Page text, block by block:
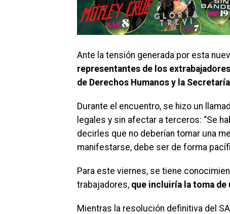
Ante la tensión generada por esta
representantes de los
de Derechos Humanos y la
Durante el encuentro, se hizo un
legales y sin afectar a terceros: “Se
decirles que no deberían tomar una
manifestarse, debe ser de forma
Para este viernes, se tiene
trabajadores, que incluiría la toma de
Mientras la resolución definitiva del